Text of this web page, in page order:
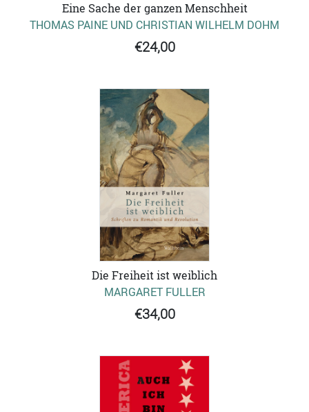
Eine Sache der ganzen Menschheit
THOMAS PAINE UND CHRISTIAN WILHELM DOHM
€24,00
Die Freiheit ist weiblich
MARGARET FULLER
€34,00